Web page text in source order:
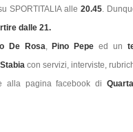
SPORTITALIA alle 20.45.
dalle 21.
De Rosa, Pino Pepeed un
con servizi, interviste,
alla pagina facebook di